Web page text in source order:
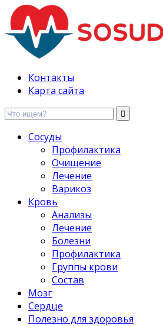
Здоровые сосуды, лечение и профилактика
Контакты
Карта сайта
Сосуды
Профилактика
Очищение
Лечение
Варикоз
Кровь
Анализы
Лечение
Болезни
Профилактика
Группы крови
Состав
Мозг
Сердце
Полезно для здоровья